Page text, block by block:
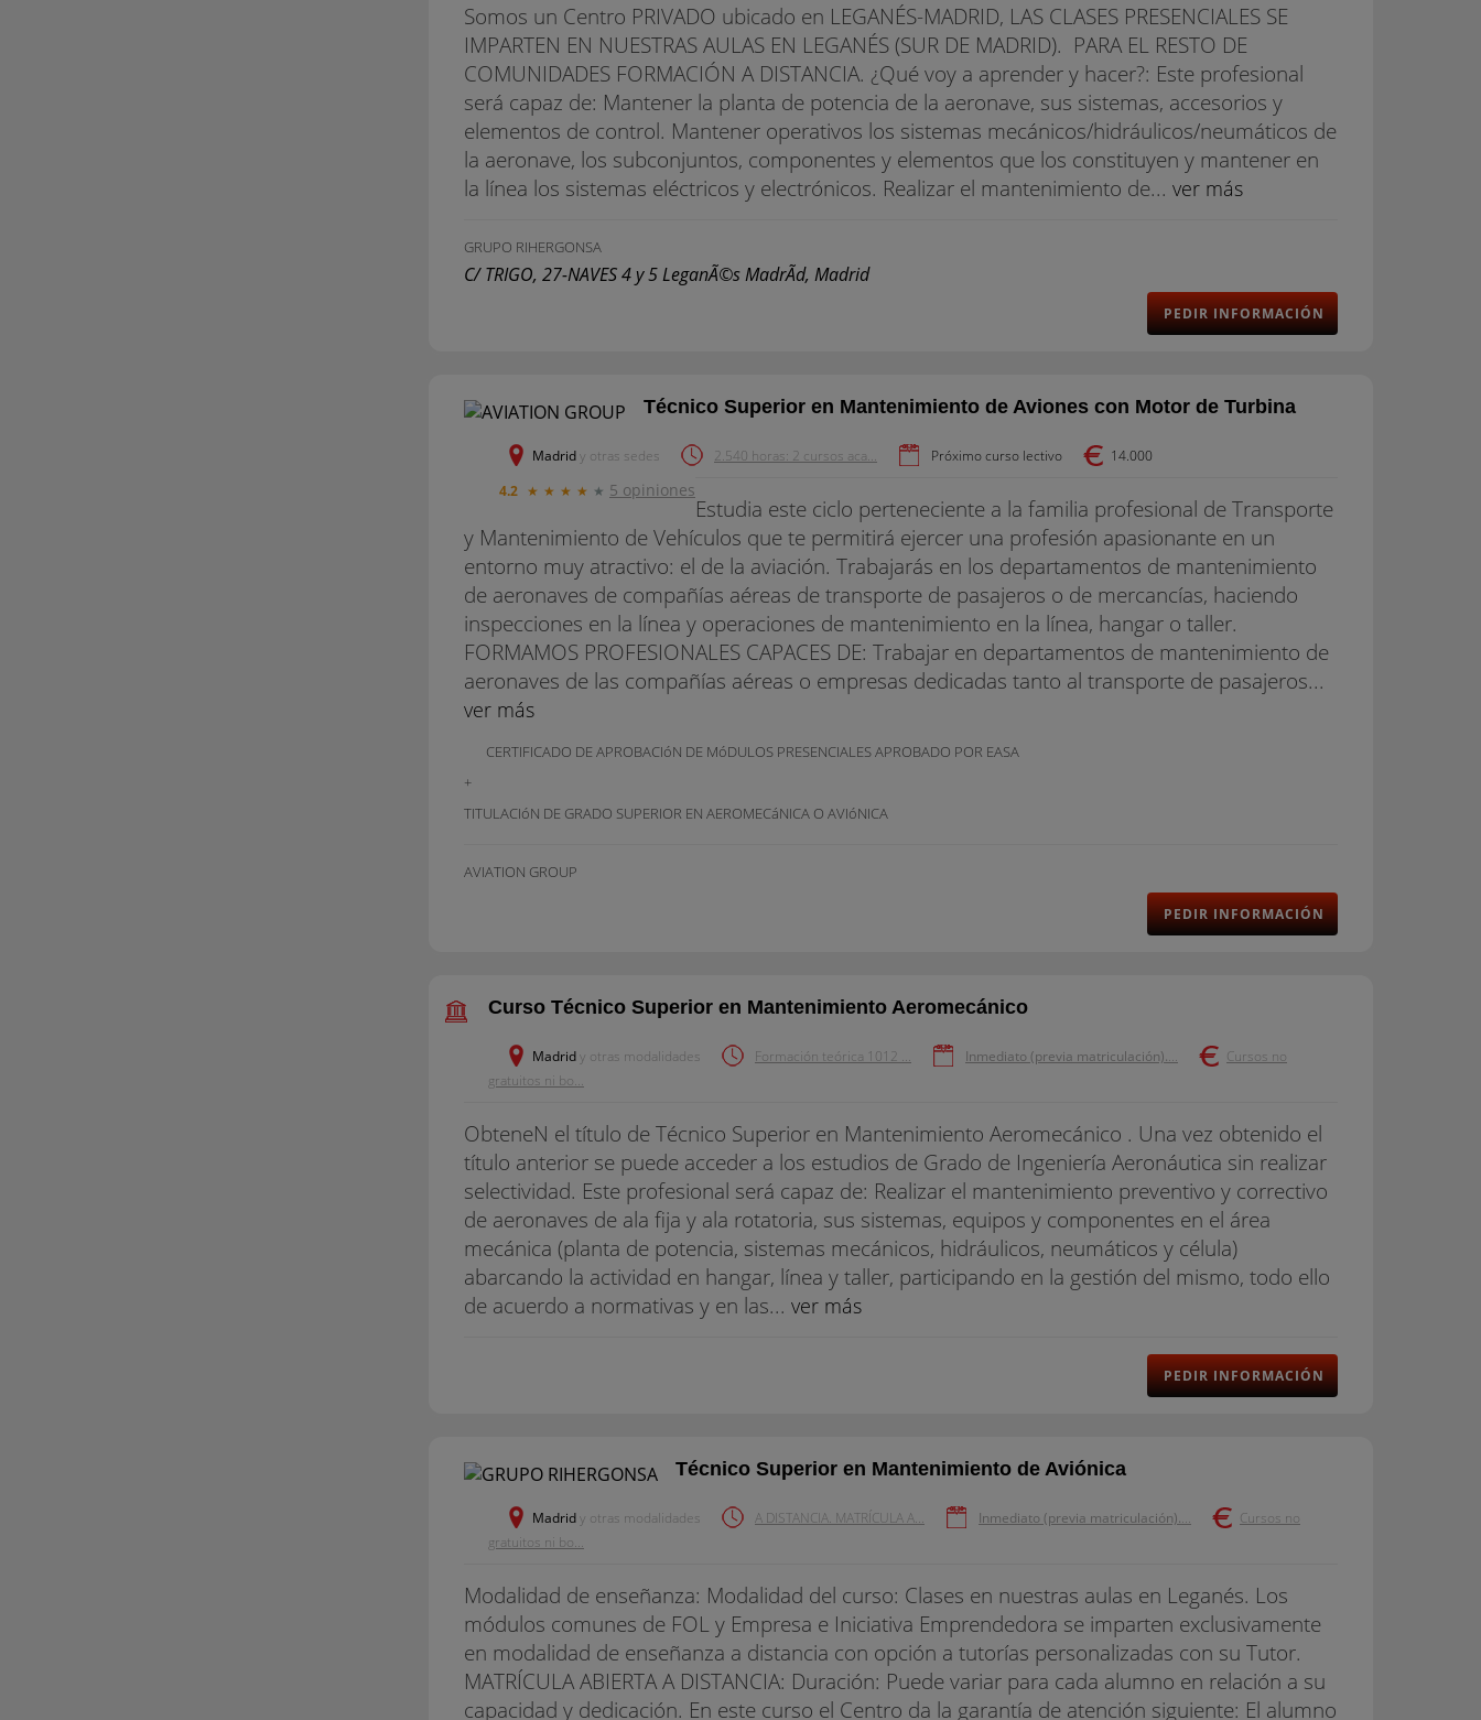
Somos un Centro PRIVADO ubicado en LEGANÉS-MADRID, LAS CLASES PRESENCIALES SE
IMPARTEN EN NUESTRAS AULAS EN LEGANÉS (SUR DE MADRID). PARA EL RESTO DE
COMUNIDADES FORMACIÓN A DISTANCIA. ¿Qué voy a aprender y hacer?: Este profesional
será capaz de: Mantener la planta de potencia de la aeronave, sus sistemas, accesorios y
elementos de control. Mantener operativos los sistemas mecánicos/hidráulicos/neumáticos de
la aeronave, los subconjuntos, componentes y elementos que los constituyen y mantener en
la línea los sistemas eléctricos y electrónicos. Realizar el mantenimiento de... ver más
GRUPO RIHERGONSA
C/ TRIGO, 27-NAVES 4 y 5 LeganÃ©s MadrÃ­d, Madrid
PEDIR INFORMACIÓN
Técnico Superior en Mantenimiento de Aviones con Motor de Turbina
Madridy otras sedes 2.540 horas: 2 cursos aca... Próximo curso lectivo
14.000
4.2 ★ ★ ★ ★ ★ 5 opiniones
Estudia este ciclo perteneciente a la familia profesional de Transporte
y Mantenimiento de Vehículos que te permitirá ejercer una profesión apasionante en un
entorno muy atractivo: el de la aviación. Trabajarás en los departamentos de mantenimiento
de aeronaves de compañías aéreas de transporte de pasajeros o de mercancías, haciendo
inspecciones en la línea y operaciones de mantenimiento en la línea, hangar o taller.
FORMAMOS PROFESIONALES CAPACES DE: Trabajar en departamentos de mantenimiento de
aeronaves de las compañías aéreas o empresas dedicadas tanto al transporte de pasajeros...
ver más
CERTIFICADO DE APROBACIóN DE MóDULOS PRESENCIALES APROBADO POR EASA
+
TITULACIóN DE GRADO SUPERIOR EN AEROMECáNICA O AVIóNICA
AVIATION GROUP
PEDIR INFORMACIÓN
Curso Técnico Superior en Mantenimiento Aeromecánico
Madridy otras modalidades Formación teórica 1012 ... Inmediato (previa matriculación)....
Cursos no
gratuitos ni bo...
ObteneN el título de Técnico Superior en Mantenimiento Aeromecánico . Una vez obtenido el
título anterior se puede acceder a los estudios de Grado de Ingeniería Aeronáutica sin realizar
selectividad. Este profesional será capaz de: Realizar el mantenimiento preventivo y correctivo
de aeronaves de ala fija y ala rotatoria, sus sistemas, equipos y componentes en el área
mecánica (planta de potencia, sistemas mecánicos, hidráulicos, neumáticos y célula)
abarcando la actividad en hangar, línea y taller, participando en la gestión del mismo, todo ello
de acuerdo a normativas y en las... ver más
PEDIR INFORMACIÓN
Técnico Superior en Mantenimiento de Aviónica
Madridy otras modalidades A DISTANCIA. MATRÍCULA A... Inmediato (previa matriculación)....
Cursos no
gratuitos ni bo...
Modalidad de enseñanza: Modalidad del curso: Clases en nuestras aulas en Leganés. Los
módulos comunes de FOL y Empresa e Iniciativa Emprendedora se imparten exclusivamente
en modalidad de enseñanza a distancia con opción a tutorías personalizadas con su Tutor.
MATRÍCULA ABIERTA A DISTANCIA: Duración: Puede variar para cada alumno en relación a su
capacidad y dedicación. En este curso el Centro da la garantía de atención siguiente: El alumno